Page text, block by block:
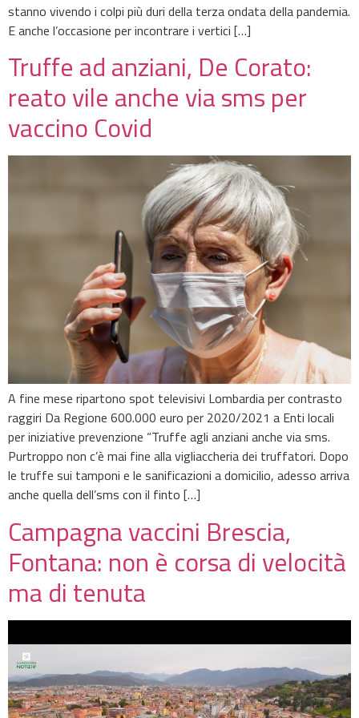
stanno vivendo i colpi più duri della terza ondata della pandemia.
E anche l’occasione per incontrare i vertici […]
Truffe ad anziani, De Corato:
reato vile anche via sms per
vaccino Covid
A fine mese ripartono spot televisivi Lombardia per contrasto
raggiri Da Regione 600.000 euro per 2020/2021 a Enti locali
per iniziative prevenzione “Truffe agli anziani anche via sms.
Purtroppo non c’è mai fine alla vigliaccheria dei truffatori. Dopo
le truffe sui tamponi e le sanificazioni a domicilio, adesso arriva
anche quella dell’sms con il finto […]
Campagna vaccini Brescia,
Fontana: non è corsa di velocità
ma di tenuta